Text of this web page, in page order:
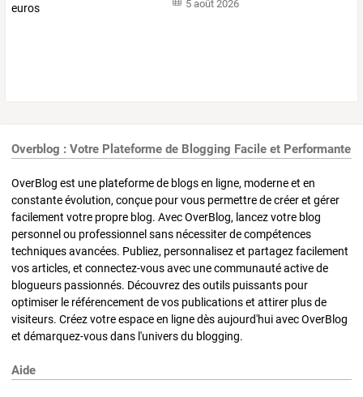
5 août 2026
Overblog : Votre Plateforme de Blogging Facile et Performante
OverBlog est une plateforme de blogs en ligne, moderne et en
constante évolution, conçue pour vous permettre de créer et gérer
facilement votre propre blog. Avec OverBlog, lancez votre blog
personnel ou professionnel sans nécessiter de compétences
techniques avancées. Publiez, personnalisez et partagez facilement
vos articles, et connectez-vous avec une communauté active de
blogueurs passionnés. Découvrez des outils puissants pour
optimiser le référencement de vos publications et attirer plus de
visiteurs. Créez votre espace en ligne dès aujourd'hui avec OverBlog
et démarquez-vous dans l'univers du blogging.
Aide